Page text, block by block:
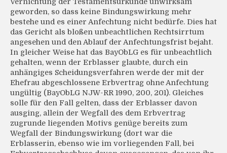
geworden, so dass keine Bindungswirkung mehr
bestehe und es einer Anfechtung nicht bedürfe. Dies hat
das Gericht als bloßen unbeachtlichen Rechtsirrtum
angesehen und den Ablauf der Anfechtungsfrist bejaht.
In gleicher Weise hat das BayObLG es für unbeachtlich
gehalten, wenn der Erblasser glaubte, durch ein
anhängiges Scheidungsverfahren werde der mit der
Ehefrau abgeschlossene Erbvertrag ohne Anfechtung
ungültig (BayObLG NJW-RR 1990, 200, 201). Gleiches
solle für den Fall gelten, dass der Erblasser davon
ausging, allein der Wegfall des dem Erbvertrag
zugrunde liegenden Motivs genüge bereits zum
Wegfall der Bindungswirkung (dort war die
Erblasserin, ebenso wie im vorliegenden Fall, bei